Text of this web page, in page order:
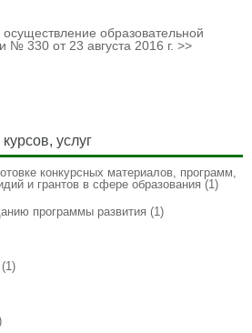
образовательной
№ 330 от 23 августа 2016 г. >>
услуг
конкурсных материалов, программ,
и грантов в сфере образования (1)
программы развития (1)
(1)